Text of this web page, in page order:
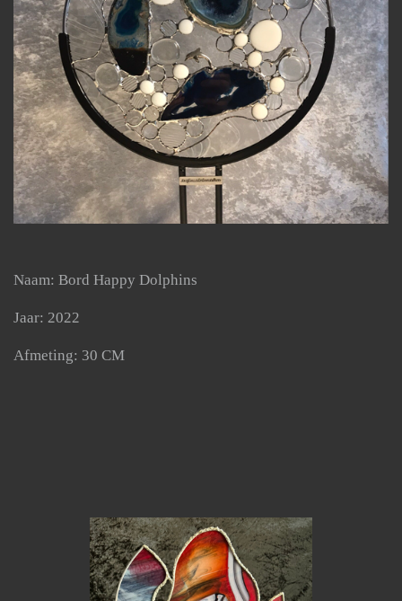
Naam: Bord Happy Dolphins
Jaar: 2022
Afmeting: 30 CM